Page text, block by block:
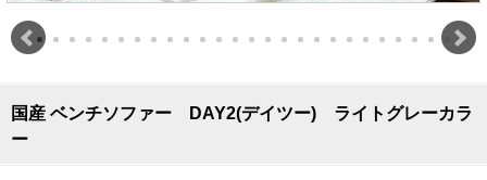
国産 ベンチソファー DAY2(デイツー) ライトグレーカラ
ー